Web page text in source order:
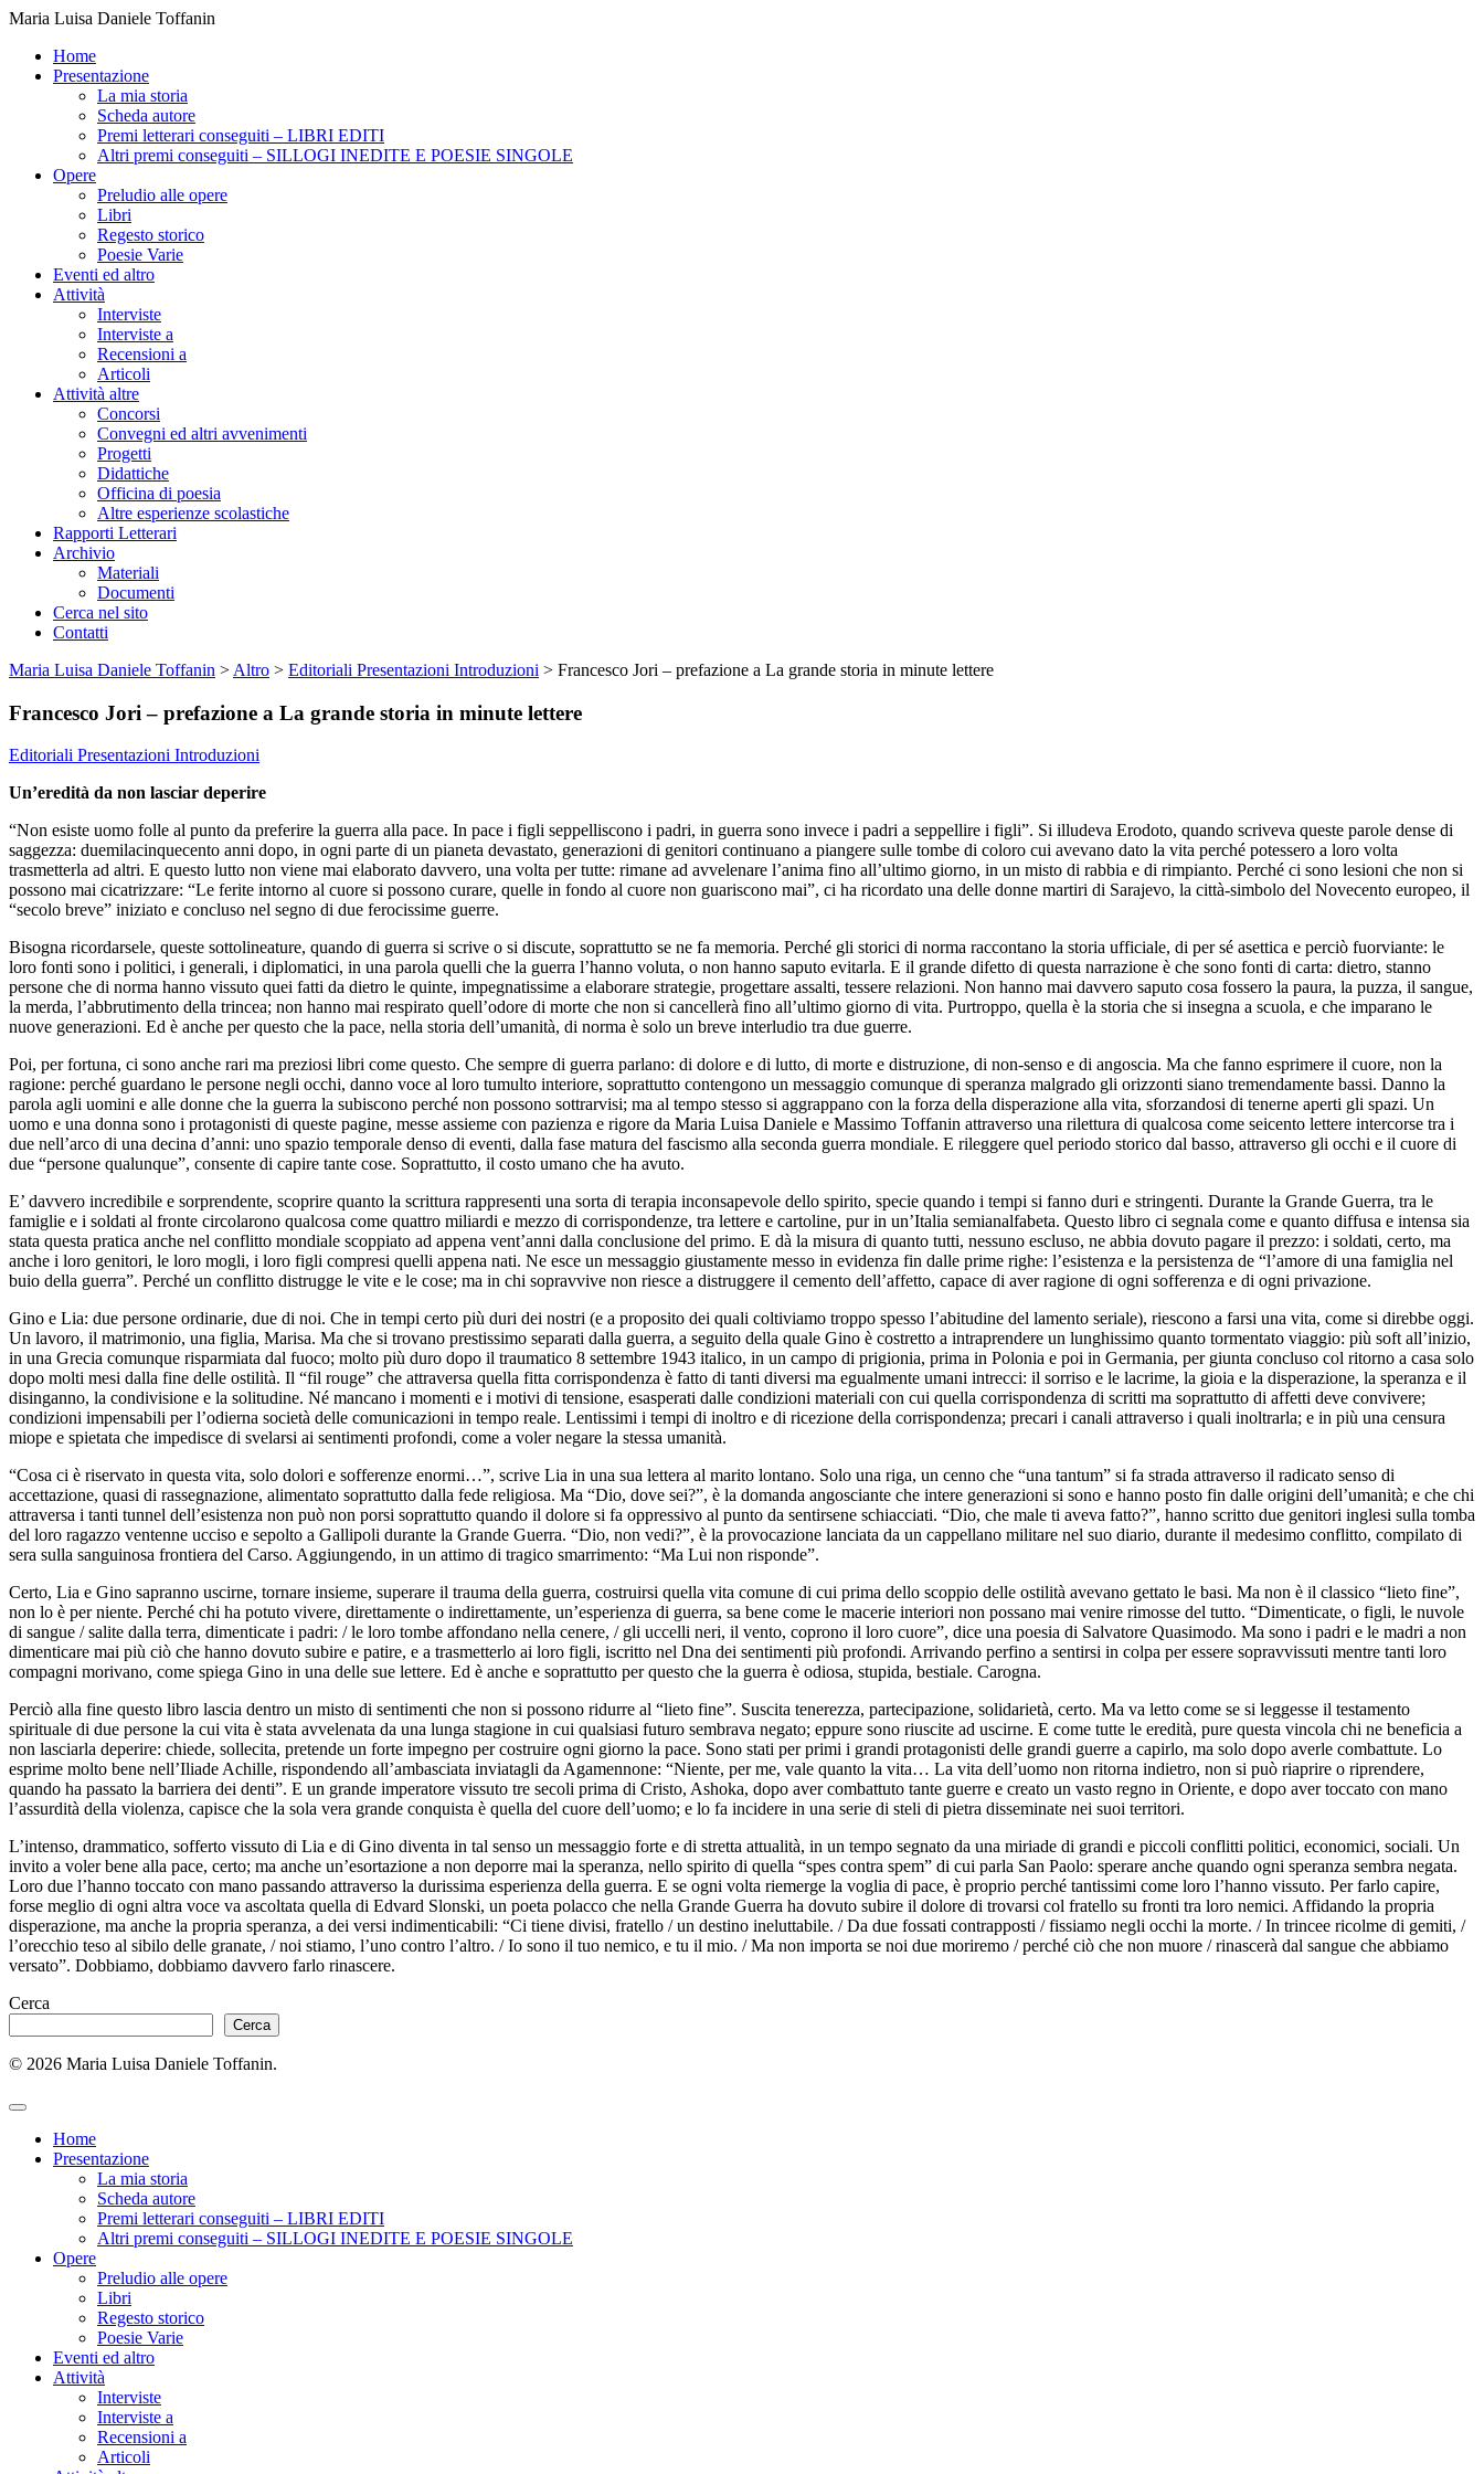
Maria Luisa Daniele Toffanin
Home
Presentazione
La mia storia
Scheda autore
Premi letterari conseguiti – LIBRI EDITI
Altri premi conseguiti – SILLOGI INEDITE E POESIE SINGOLE
Opere
Preludio alle opere
Libri
Regesto storico
Poesie Varie
Eventi ed altro
Attività
Interviste
Interviste a
Recensioni a
Articoli
Attività altre
Concorsi
Convegni ed altri avvenimenti
Progetti
Didattiche
Officina di poesia
Altre esperienze scolastiche
Rapporti Letterari
Archivio
Materiali
Documenti
Cerca nel sito
Contatti
Maria Luisa Daniele Toffanin > Altro > Editoriali Presentazioni Introduzioni > Francesco Jori – prefazione a La grande storia in minute lettere
Francesco Jori – prefazione a La grande storia in minute lettere
Editoriali Presentazioni Introduzioni
Un’eredità da non lasciar deperire
“Non esiste uomo folle al punto da preferire la guerra alla pace. In pace i figli seppelliscono i padri, in guerra sono invece i padri a seppellire i figli”. Si illudeva Erodoto, quando scriveva queste parole dense di
saggezza: duemilacinquecento anni dopo, in ogni parte di un pianeta devastato, generazioni di genitori continuano a piangere sulle tombe di coloro cui avevano dato la vita perché potessero a loro volta
trasmetterla ad altri. E questo lutto non viene mai elaborato davvero, una volta per tutte: rimane ad avvelenare l’anima fino all’ultimo giorno, in un misto di rabbia e di rimpianto. Perché ci sono lesioni che non si
possono mai cicatrizzare: “Le ferite intorno al cuore si possono curare, quelle in fondo al cuore non guariscono mai”, ci ha ricordato una delle donne martiri di Sarajevo, la città-simbolo del Novecento europeo, il
“secolo breve” iniziato e concluso nel segno di due ferocissime guerre.
Bisogna ricordarsele, queste sottolineature, quando di guerra si scrive o si discute, soprattutto se ne fa memoria. Perché gli storici di norma raccontano la storia ufficiale, di per sé asettica e perciò fuorviante: le
loro fonti sono i politici, i generali, i diplomatici, in una parola quelli che la guerra l’hanno voluta, o non hanno saputo evitarla. E il grande difetto di questa narrazione è che sono fonti di carta: dietro, stanno
persone che di norma hanno vissuto quei fatti da dietro le quinte, impegnatissime a elaborare strategie, progettare assalti, tessere relazioni. Non hanno mai davvero saputo cosa fossero la paura, la puzza, il sangue,
la merda, l’abbrutimento della trincea; non hanno mai respirato quell’odore di morte che non si cancellerà fino all’ultimo giorno di vita. Purtroppo, quella è la storia che si insegna a scuola, e che imparano le
nuove generazioni. Ed è anche per questo che la pace, nella storia dell’umanità, di norma è solo un breve interludio tra due guerre.
Poi, per fortuna, ci sono anche rari ma preziosi libri come questo. Che sempre di guerra parlano: di dolore e di lutto, di morte e distruzione, di non-senso e di angoscia. Ma che fanno esprimere il cuore, non la
ragione: perché guardano le persone negli occhi, danno voce al loro tumulto interiore, soprattutto contengono un messaggio comunque di speranza malgrado gli orizzonti siano tremendamente bassi. Danno la
parola agli uomini e alle donne che la guerra la subiscono perché non possono sottrarvisi; ma al tempo stesso si aggrappano con la forza della disperazione alla vita, sforzandosi di tenerne aperti gli spazi. Un
uomo e una donna sono i protagonisti di queste pagine, messe assieme con pazienza e rigore da Maria Luisa Daniele e Massimo Toffanin attraverso una rilettura di qualcosa come seicento lettere intercorse tra i
due nell’arco di una decina d’anni: uno spazio temporale denso di eventi, dalla fase matura del fascismo alla seconda guerra mondiale. E rileggere quel periodo storico dal basso, attraverso gli occhi e il cuore di
due “persone qualunque”, consente di capire tante cose. Soprattutto, il costo umano che ha avuto.
E’ davvero incredibile e sorprendente, scoprire quanto la scrittura rappresenti una sorta di terapia inconsapevole dello spirito, specie quando i tempi si fanno duri e stringenti. Durante la Grande Guerra, tra le
famiglie e i soldati al fronte circolarono qualcosa come quattro miliardi e mezzo di corrispondenze, tra lettere e cartoline, pur in un’Italia semianalfabeta. Questo libro ci segnala come e quanto diffusa e intensa sia
stata questa pratica anche nel conflitto mondiale scoppiato ad appena vent’anni dalla conclusione del primo. E dà la misura di quanto tutti, nessuno escluso, ne abbia dovuto pagare il prezzo: i soldati, certo, ma
anche i loro genitori, le loro mogli, i loro figli compresi quelli appena nati. Ne esce un messaggio giustamente messo in evidenza fin dalle prime righe: l’esistenza e la persistenza de “l’amore di una famiglia nel
buio della guerra”. Perché un conflitto distrugge le vite e le cose; ma in chi sopravvive non riesce a distruggere il cemento dell’affetto, capace di aver ragione di ogni sofferenza e di ogni privazione.
Gino e Lia: due persone ordinarie, due di noi. Che in tempi certo più duri dei nostri (e a proposito dei quali coltiviamo troppo spesso l’abitudine del lamento seriale), riescono a farsi una vita, come si direbbe oggi.
Un lavoro, il matrimonio, una figlia, Marisa. Ma che si trovano prestissimo separati dalla guerra, a seguito della quale Gino è costretto a intraprendere un lunghissimo quanto tormentato viaggio: più soft all’inizio,
in una Grecia comunque risparmiata dal fuoco; molto più duro dopo il traumatico 8 settembre 1943 italico, in un campo di prigionia, prima in Polonia e poi in Germania, per giunta concluso col ritorno a casa solo
dopo molti mesi dalla fine delle ostilità. Il “fil rouge” che attraversa quella fitta corrispondenza è fatto di tanti diversi ma egualmente umani intrecci: il sorriso e le lacrime, la gioia e la disperazione, la speranza e il
disinganno, la condivisione e la solitudine. Né mancano i momenti e i motivi di tensione, esasperati dalle condizioni materiali con cui quella corrispondenza di scritti ma soprattutto di affetti deve convivere;
condizioni impensabili per l’odierna società delle comunicazioni in tempo reale. Lentissimi i tempi di inoltro e di ricezione della corrispondenza; precari i canali attraverso i quali inoltrarla; e in più una censura
miope e spietata che impedisce di svelarsi ai sentimenti profondi, come a voler negare la stessa umanità.
“Cosa ci è riservato in questa vita, solo dolori e sofferenze enormi…”, scrive Lia in una sua lettera al marito lontano. Solo una riga, un cenno che “una tantum” si fa strada attraverso il radicato senso di
accettazione, quasi di rassegnazione, alimentato soprattutto dalla fede religiosa. Ma “Dio, dove sei?”, è la domanda angosciante che intere generazioni si sono e hanno posto fin dalle origini dell’umanità; e che chi
attraversa i tanti tunnel dell’esistenza non può non porsi soprattutto quando il dolore si fa oppressivo al punto da sentirsene schiacciati. “Dio, che male ti aveva fatto?”, hanno scritto due genitori inglesi sulla tomba
del loro ragazzo ventenne ucciso e sepolto a Gallipoli durante la Grande Guerra. “Dio, non vedi?”, è la provocazione lanciata da un cappellano militare nel suo diario, durante il medesimo conflitto, compilato di
sera sulla sanguinosa frontiera del Carso. Aggiungendo, in un attimo di tragico smarrimento: “Ma Lui non risponde”.
Certo, Lia e Gino sapranno uscirne, tornare insieme, superare il trauma della guerra, costruirsi quella vita comune di cui prima dello scoppio delle ostilità avevano gettato le basi. Ma non è il classico “lieto fine”,
non lo è per niente. Perché chi ha potuto vivere, direttamente o indirettamente, un’esperienza di guerra, sa bene come le macerie interiori non possano mai venire rimosse del tutto. “Dimenticate, o figli, le nuvole
di sangue / salite dalla terra, dimenticate i padri: / le loro tombe affondano nella cenere, / gli uccelli neri, il vento, coprono il loro cuore”, dice una poesia di Salvatore Quasimodo. Ma sono i padri e le madri a non
dimenticare mai più ciò che hanno dovuto subire e patire, e a trasmetterlo ai loro figli, iscritto nel Dna dei sentimenti più profondi. Arrivando perfino a sentirsi in colpa per essere sopravvissuti mentre tanti loro
compagni morivano, come spiega Gino in una delle sue lettere. Ed è anche e soprattutto per questo che la guerra è odiosa, stupida, bestiale. Carogna.
Perciò alla fine questo libro lascia dentro un misto di sentimenti che non si possono ridurre al “lieto fine”. Suscita tenerezza, partecipazione, solidarietà, certo. Ma va letto come se si leggesse il testamento
spirituale di due persone la cui vita è stata avvelenata da una lunga stagione in cui qualsiasi futuro sembrava negato; eppure sono riuscite ad uscirne. E come tutte le eredità, pure questa vincola chi ne beneficia a
non lasciarla deperire: chiede, sollecita, pretende un forte impegno per costruire ogni giorno la pace. Sono stati per primi i grandi protagonisti delle grandi guerre a capirlo, ma solo dopo averle combattute. Lo
esprime molto bene nell’Iliade Achille, rispondendo all’ambasciata inviatagli da Agamennone: “Niente, per me, vale quanto la vita… La vita dell’uomo non ritorna indietro, non si può riaprire o riprendere,
quando ha passato la barriera dei denti”. E un grande imperatore vissuto tre secoli prima di Cristo, Ashoka, dopo aver combattuto tante guerre e creato un vasto regno in Oriente, e dopo aver toccato con mano
l’assurdità della violenza, capisce che la sola vera grande conquista è quella del cuore dell’uomo; e lo fa incidere in una serie di steli di pietra disseminate nei suoi territori.
L’intenso, drammatico, sofferto vissuto di Lia e di Gino diventa in tal senso un messaggio forte e di stretta attualità, in un tempo segnato da una miriade di grandi e piccoli conflitti politici, economici, sociali. Un
invito a voler bene alla pace, certo; ma anche un’esortazione a non deporre mai la speranza, nello spirito di quella “spes contra spem” di cui parla San Paolo: sperare anche quando ogni speranza sembra negata.
Loro due l’hanno toccato con mano passando attraverso la durissima esperienza della guerra. E se ogni volta riemerge la voglia di pace, è proprio perché tantissimi come loro l’hanno vissuto. Per farlo capire,
forse meglio di ogni altra voce va ascoltata quella di Edvard Slonski, un poeta polacco che nella Grande Guerra ha dovuto subire il dolore di trovarsi col fratello su fronti tra loro nemici. Affidando la propria
disperazione, ma anche la propria speranza, a dei versi indimenticabili: “Ci tiene divisi, fratello / un destino ineluttabile. / Da due fossati contrapposti / fissiamo negli occhi la morte. / In trincee ricolme di gemiti, /
l’orecchio teso al sibilo delle granate, / noi stiamo, l’uno contro l’altro. / Io sono il tuo nemico, e tu il mio. / Ma non importa se noi due moriremo / perché ciò che non muore / rinascerà dal sangue che abbiamo
versato”. Dobbiamo, dobbiamo davvero farlo rinascere.
Cerca
Cerca
© 2026 Maria Luisa Daniele Toffanin.
Home
Presentazione
La mia storia
Scheda autore
Premi letterari conseguiti – LIBRI EDITI
Altri premi conseguiti – SILLOGI INEDITE E POESIE SINGOLE
Opere
Preludio alle opere
Libri
Regesto storico
Poesie Varie
Eventi ed altro
Attività
Interviste
Interviste a
Recensioni a
Articoli